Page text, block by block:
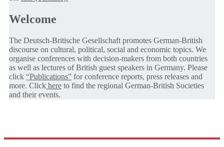
Welcome
The Deutsch-Britische Gesellschaft promotes German-British
discourse on cultural, political, social and economic topics. We
organise conferences with decision-makers from both countries
as well as lectures of British guest speakers in Germany. Please
click “Publications” for conference reports, press releases and
more. Click here to find the regional German-British Societies
and their events.